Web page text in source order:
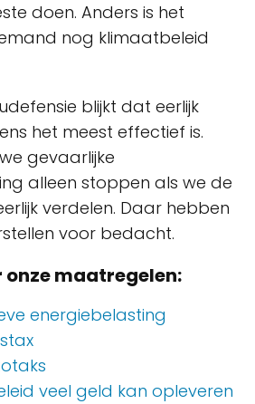
doen. Anders is het
nog klimaatbeleid
blijkt dat eerlijk
het meest effectief is.
gevaarlijke
alleen stoppen als we de
verdelen. Daar hebben
voor bedacht.
onze maatregelen:
energiebelasting
veel geld kan opleveren